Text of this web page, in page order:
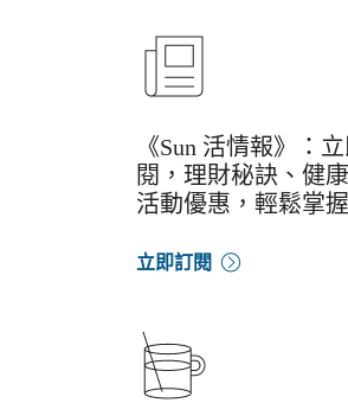
《Sun 活情報》：
閱，理財秘訣、健
活動優惠，輕鬆掌握
立即訂閱